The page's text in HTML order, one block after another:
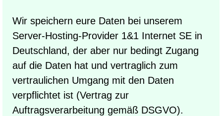
Wir speichern eure Daten bei unserem
Server-Hosting-Provider 1&1 Internet SE in
Deutschland, der aber nur bedingt Zugang
auf die Daten hat und vertraglich zum
vertraulichen Umgang mit den Daten
verpflichtet ist (Vertrag zur
Auftragsverarbeitung gemäß DSGVO).